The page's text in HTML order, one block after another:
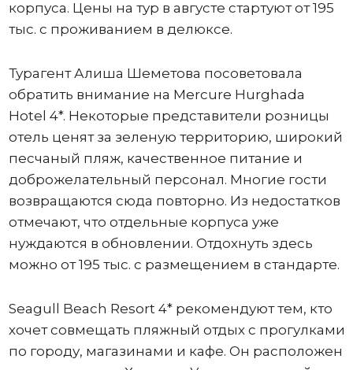
корпуса. Цены на тур в августе стартуют от 195
тыс. с проживанием в делюксе.
Турагент Алиша Шеметова посоветовала
обратить внимание на Mercure Hurghada
Hotel 4*. Некоторые представители розницы
отель ценят за зеленую территорию, широкий
песчаный пляж, качественное питание и
доброжелательный персонал. Многие гости
возвращаются сюда повторно. Из недостатков
отмечают, что отдельные корпуса уже
нуждаются в обновлении. Отдохнуть здесь
можно от 195 тыс. с размещением в стандарте.
Seagull Beach Resort 4* рекомендуют тем, кто
хочет совмещать пляжный отдых с прогулками
по городу, магазинами и кафе. Он расположен